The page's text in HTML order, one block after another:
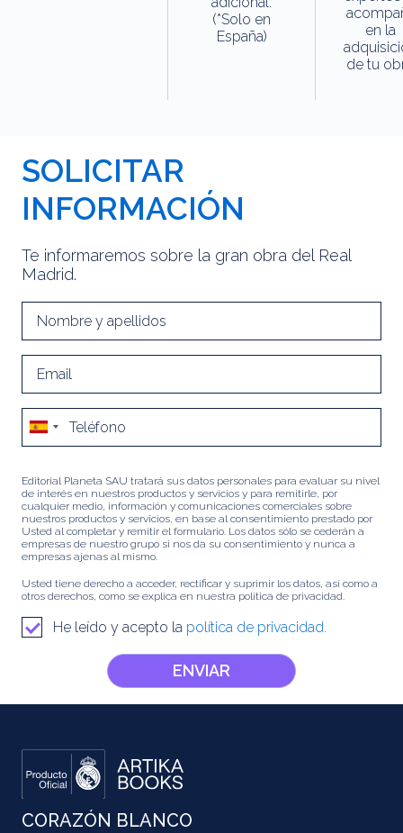
(*Solo en
España)
en la
de tu
SOLICITAR
INFORMACIÓN
Te informaremos sobre la gran obra del Real
Madrid.
Editorial Planeta SAU tratará sus datos personales para evaluar su nivel
de interés en nuestros productos y servicios y para remitirle, por
cualquier medio, información y comunicaciones comerciales sobre
nuestros productos y servicios, en base al consentimiento prestado por
Usted al completar y remitir el formulario. Los datos sólo se cederán a
empresas de nuestro grupo si nos da su consentimiento y nunca a
empresas ajenas al mismo.
Usted tiene derecho a acceder, rectificar y suprimir los datos, así como a
otros derechos, como se explica en nuestra política de privacidad.
He leído y acepto la política de privacidad.
ENVIAR
CORAZÓN BLANCO